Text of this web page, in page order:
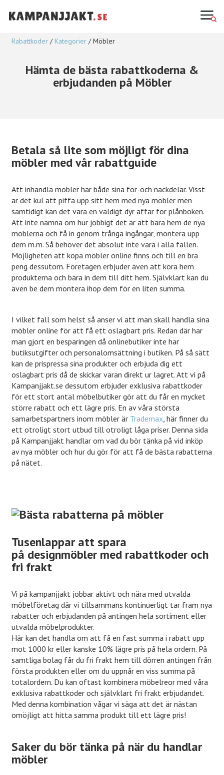
Rabattkoder Kategorier Möbler
Hämta de bästa rabattkoderna &
erbjudanden på Möbler
Betala så lite som möjligt för dina
möbler med vår rabattguide
Att inhandla möbler har både sina för-och nackdelar. Visst
är det kul att piffa upp sitt hem med nya möbler men
samtidigt kan det vara en väldigt dyr affär för plånboken.
Att inte nämna om hur jobbigt det är att bära hem de nya
möblerna och få in genom trånga ingångar, montera upp
dem m.m. Så behöver det absolut inte vara i alla fallen.
Möjligheten att köpa möbler online finns och till en bra
peng dessutom. Företagen erbjuder även att köra hem
produkterna och bära in dem till ditt hem. Självklart kan du
även be dem montera ihop dem för en liten summa.
I vilket fall som helst så anser vi att man skall handla sina
möbler online för att få ett oslagbart pris. Redan där har
man gjort en besparingen då onlinebutiker inte har
butiksutgifter och personalomsättning i butiken. På så sätt
kan de prispressa sina produkter och erbjuda dig ett
oslagbart pris då de skickar varan direkt ur lagret. Att vi på
Kampanjjakt.se dessutom erbjuder exklusiva rabattkoder
för ett stort antal möbelbutiker gör att du får en mycket
större rabatt och ett lägre pris. En av våra största
samarbetspartners inom möbler är Trademax , här finner du
ett otroligt stort utbud till otroligt låga priser. Denna sida
på Kampanjjakt handlar om vad du bör tänka på vid inköp
av nya möbler och hur du gör för att få de bästa rabatterna
på nätet.
Tusenlappar att spara
på designmöbler med rabattkoder och
fri frakt
Vi på kampanjjakt jobbar aktivt och nära med utvalda
möbelföretag där vi tillsammans kontinuerligt tar fram nya
rabatter och erbjudanden på antingen hela sortiment eller
utvalda möbelprodukter.
Här kan det handla om att få en fast summa i rabatt upp
mot 1000 kr eller kanske 10% lägre pris på hela ordern. På
samtliga bolag får du fri frakt hem till dörren antingen från
första produkten eller om du uppnår en viss summa på
totalordern. Du kan oftast kombinera möbelreor med våra
exklusiva rabattkoder och självklart fri frakt erbjudandet.
Med denna kombination vågar vi säga att det är nästan
omöjligt att hitta samma produkt till ett lägre pris!
Saker du bör tänka på när du handlar
möbler